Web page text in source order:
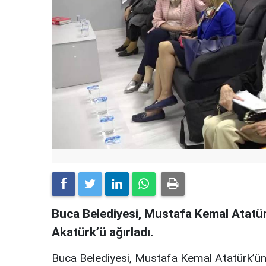
Buca Belediyesi, Mustafa Kemal
Akatürk’ü ağırladı.
Buca Belediyesi, Mustafa Kemal